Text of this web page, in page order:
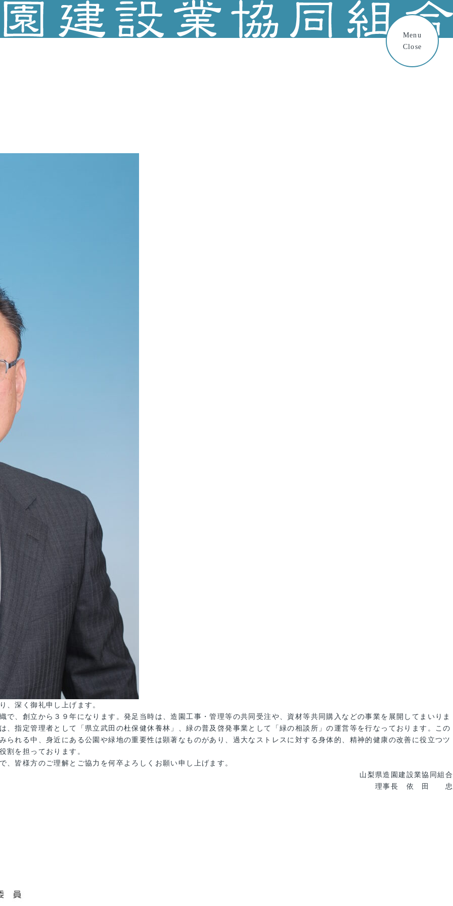
Menu
Close
、深く御礼申し上げます。
、創立から３９年になります。発足当時は、造園工事・管理等の共同受注や、資材等共同購入などの事業を展開してまいりま
指定管理者として「県立武田の杜保健休養林」、緑の普及啓発事業として「緑の相談所」の運営等を行なっております。この
れる中、身近にある公園や緑地の重要性は顕著なものがあり、過大なストレスに対する身体的、精神的健康の改善に役立つツ
割を担っております。
皆様方のご理解とご協力を何卒よろしくお願い申し上げます。
山梨県造園建設業協同組合
理事長 依 田 忠